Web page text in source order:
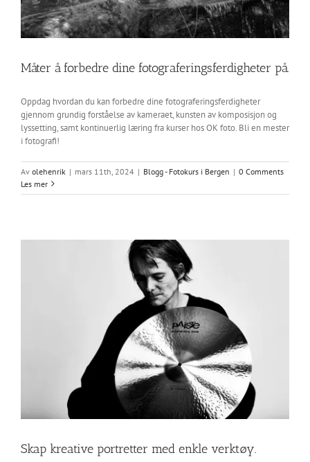
Måter å forbedre dine fotograferingsferdigheter på.
Oppdag hvordan du kan forbedre dine fotograferingsferdigheter
gjennom grundig forståelse av kameraet, kunsten av komposisjon og
lyssetting, samt kontinuerlig læring fra kurser hos OK foto. Bli en mester
i fotografi!
Av olehenrik | mars 11th, 2024 | Blogg - Fotokurs i Bergen | 0 Comments
Les mer
Skap kreative portretter med enkle verktøy.